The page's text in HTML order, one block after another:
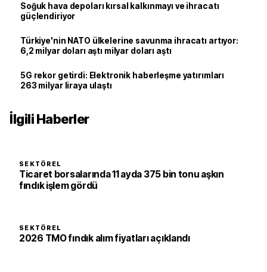
Soğuk hava depoları kırsal kalkınmayı ve ihracatı
güçlendiriyor
Türkiye'nin NATO ülkelerine savunma ihracatı artıyor:
6,2 milyar doları aştı milyar doları aştı
5G rekor getirdi: Elektronik haberleşme yatırımları
263 milyar liraya ulaştı
İlgili Haberler
SEKTÖREL
Ticaret borsalarında 11 ayda 375 bin tonu aşkın
fındık işlem gördü
SEKTÖREL
2026 TMO fındık alım fiyatları açıklandı